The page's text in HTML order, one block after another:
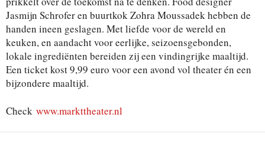
Jasmijn Schrofer en buurtkok Zohra Moussadek hebben de
handen ineen geslagen. Met liefde voor de wereld en
keuken, en aandacht voor eerlijke, seizoensgebonden,
lokale ingrediënten bereiden zij een vindingrijke maaltijd.
Een ticket kost 9,99 euro voor een avond vol theater én een
bijzondere maaltijd.
Check www.markttheater.nl